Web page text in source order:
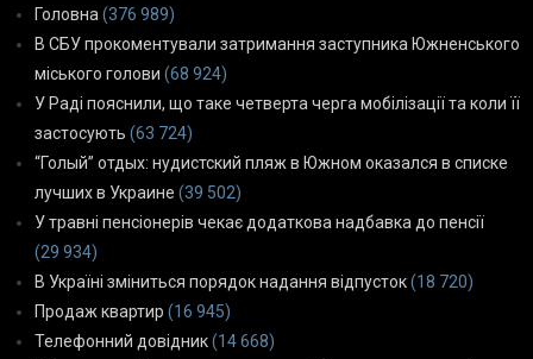
Головна (376 989)
В СБУ прокоментували затримання заступника Южненського
міського голови (68 924)
У Раді пояснили, що таке четверта черга мобілізації та коли її
застосують (63 724)
“Голый” отдых: нудистский пляж в Южном оказался в списке
лучших в Украине (39 502)
У травні пенсіонерів чекає додаткова надбавка до пенсії
(29 934)
В Україні зміниться порядок надання відпусток(18 720)
Продаж квартир (16 945)
Телефонний довідник(14 668)